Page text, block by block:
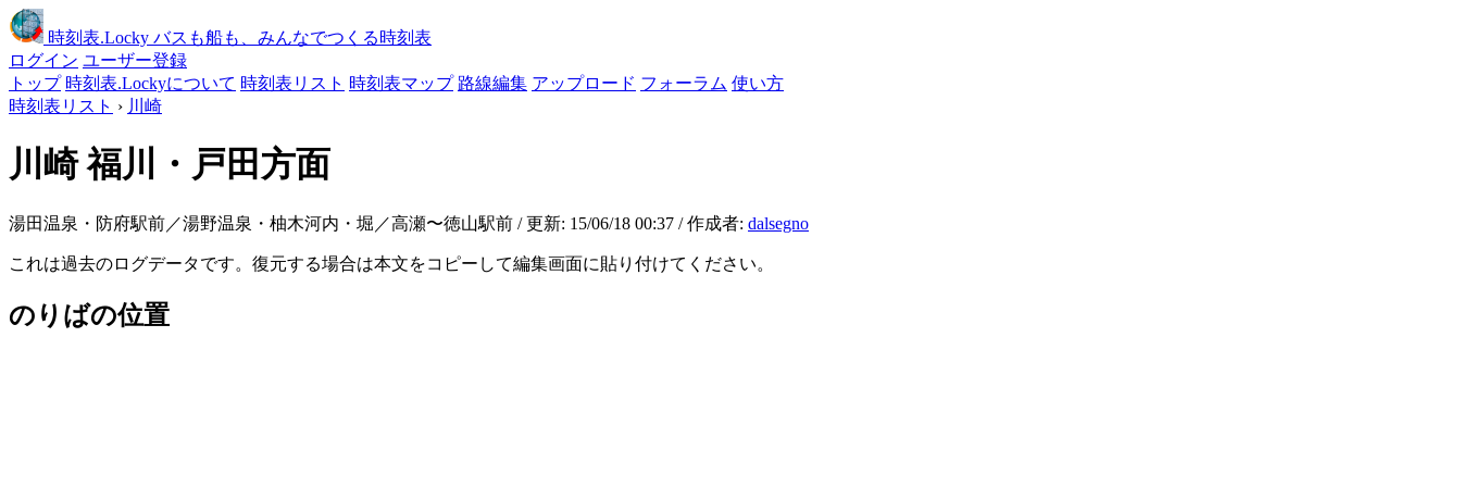
時刻表.Locky バスも船も、みんなでつくる時刻表
ログイン ユーザー登録
トップ 時刻表.Lockyについて 時刻表リスト 時刻表マップ 路線編集 アップロード フォーラム 使い方
時刻表リスト › 川崎
川崎福川・戸田方面
湯田温泉・防府駅前／湯野温泉・柚木河内・堀／高瀬〜徳山駅前 / 更新: 15/06/18 00:37 / 作成者: dalsegno
これは過去のログデータです。復元する場合は本文をコピーして編集画面に貼り付けてください。
のりばの位置